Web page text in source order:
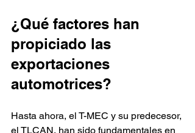
¿Qué factores han
propiciado las
exportaciones
automotrices?
Hasta ahora, el T-MEC y su predecesor,
el TLCAN, han sido fundamentales en